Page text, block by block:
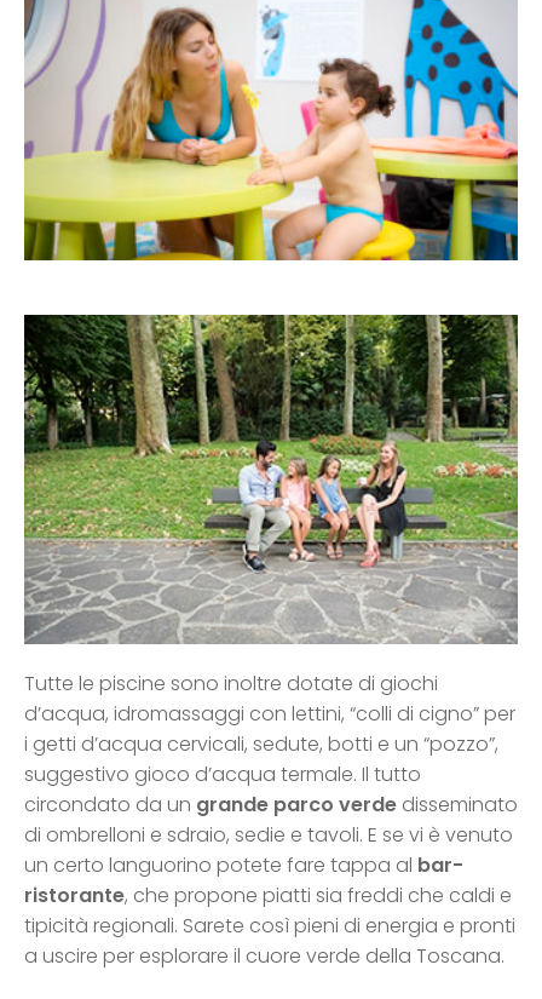
Tutte le piscine sono inoltre dotate di giochi
d’acqua, idromassaggi con lettini, “colli di cigno” per
i getti d’acqua cervicali, sedute, botti e un “pozzo”,
suggestivo gioco d’acqua termale. Il tutto
circondato da un grande parco verde disseminato
di ombrelloni e sdraio, sedie e tavoli. E se vi è venuto
un certo languorino potete fare tappa al bar-
ristorante, che propone piatti sia freddi che caldi e
tipicità regionali. Sarete così pieni di energia e pronti
a uscire per esplorare il cuore verde della Toscana.